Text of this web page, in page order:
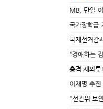
MB, 만일
국가장학금
국제선거감
“경애하는
충격 재외투
이재명 추진
"선관위 보